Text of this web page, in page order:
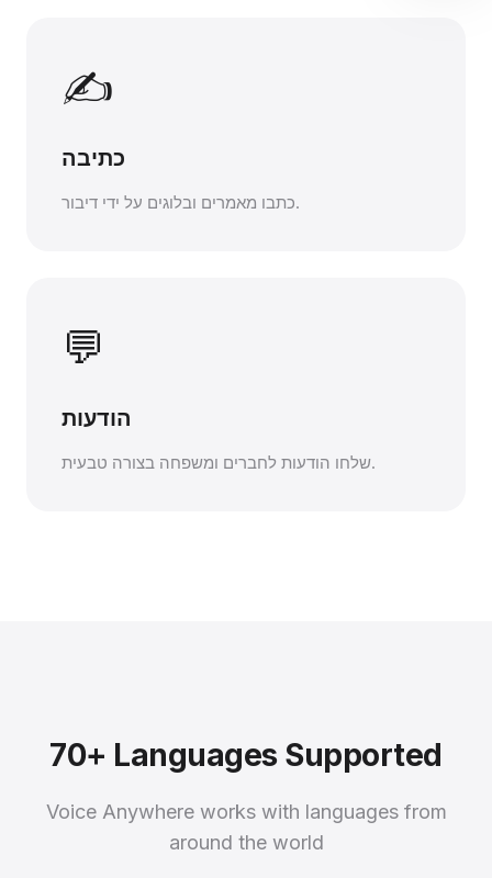
✍️
כתיבה
כתבו מאמרים ובלוגים על ידי דיבור.
💬
הודעות
שלחו הודעות לחברים ומשפחה בצורה טבעית.
70+ Languages Supported
Voice Anywhere works with languages from
around the world